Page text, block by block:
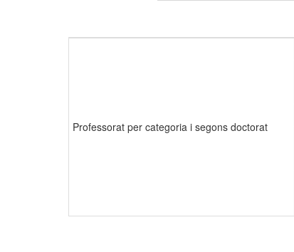
Professorat per categoria i segons doctorat